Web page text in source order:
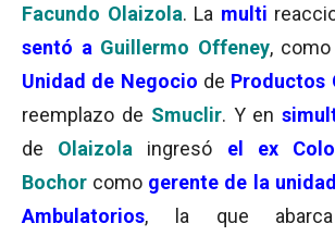
Facundo Olaizola. La multi
sentó a Guillermo Offeney, como
Unidad de Negocio de Productos
reemplazo de Smuclir. Y en
de Olaizola ingresó el ex
Bochor como gerente de la
Ambulatorios, la que